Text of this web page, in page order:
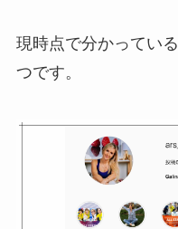
現時点で分かってい
つです。